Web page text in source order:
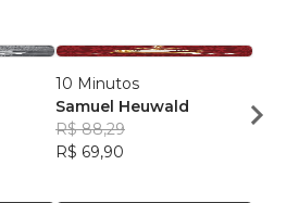
10 Minutos
Samuel Heuwald
R$ 88,29
R$ 69,90
R$